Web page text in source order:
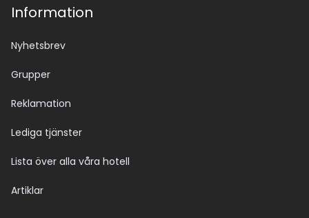
Information
Nyhetsbrev
Grupper
Reklamation
Lediga tjänster
Lista över alla våra hotell
Artiklar